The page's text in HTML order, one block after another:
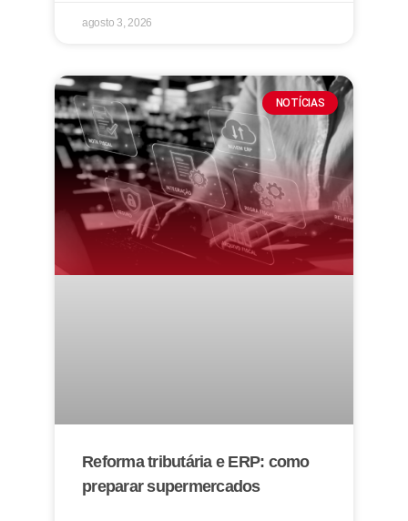
agosto 3, 2026
NOTÍCIAS
Reforma tributária e ERP: como
preparar supermercados